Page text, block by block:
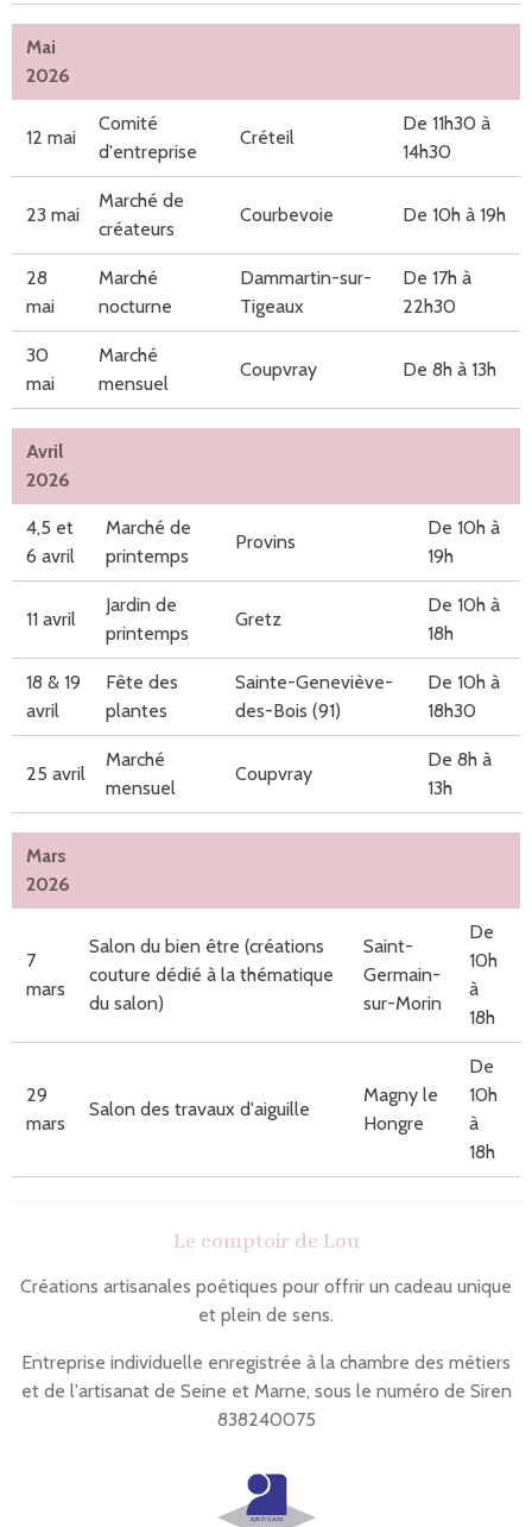
Mai
2026
12 mai
Comité
d'entreprise
Créteil
De 11h30 à
14h30
23 mai
Marché de
créateurs
Courbevoie De 10h à 19h
28
mai
Marché
nocturne
Dammartin-sur-
Tigeaux
De 17h à
22h30
30
mai
Marché
mensuel
Coupvray De 8h à 13h
Avril
2026
4,5 et
6 avril
Marché de
printemps
Provins
De 10h à
19h
11 avril
Jardin de
printemps
Gretz
De 10h à
18h
18 & 19
avril
Fête des
plantes
Sainte-Geneviève-
des-Bois (91)
De 10h à
18h30
25 avril
Marché
mensuel
Coupvray
De 8h à
13h
Mars
2026
7
mars
Salon du bien être (créations
couture dédié à la thématique
du salon)
Saint-
Germain-
sur-Morin
De
10h
à
18h
29
mars
Salon des travaux d'aiguille
Magny le
Hongre
De
10h
à
18h
Le comptoir de Lou
Créations artisanales poétiques pour offrir un cadeau unique
et plein de sens.
Entreprise individuelle enregistrée à la chambre des métiers
et de l'artisanat de Seine et Marne, sous le numéro de Siren
838240075